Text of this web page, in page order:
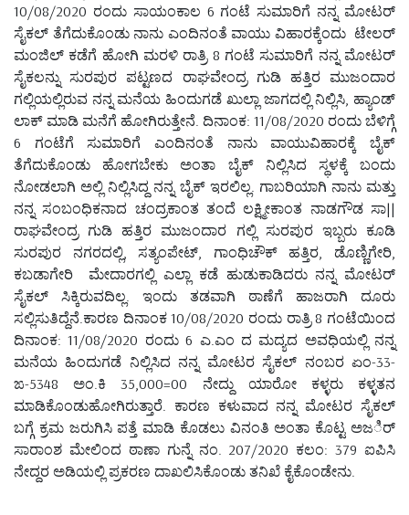
10/08/2020 ರಂದು ಸಾಯಂಕಾಲ 6 ಗಂಟೆ ಸುಮಾರಿಗೆ ನನ್ನ ಮೋಟರ್
ಸೈಕಲ್ ತೆಗೆದುಕೊಂಡು ನಾನು ಎಂದಿನಂತೆ ವಾಯು ವಿಹಾರಕ್ಕೆಂದು ಟೇಲರ್
ಮಂಜಿಲ್ ಕಡೆಗೆ ಹೋಗಿ ಮರಳಿ ರಾತ್ರಿ 8 ಗಂಟೆ ಸುಮಾರಿಗೆ ನನ್ನ ಮೋಟರ್
ಸೈಕಲನ್ನು ಸುರಪುರ ಪಟ್ಟಣದ ರಾಘವೇಂದ್ರ ಗುಡಿ ಹತ್ತಿರ ಮುಜಂದಾರ
ಗಲ್ಲಿಯಲ್ಲಿರುವ ನನ್ನ ಮನೆಯ ಹಿಂದುಗಡೆ ಖುಲ್ಲಾ ಜಾಗದಲ್ಲಿ ನಿಲ್ಲಿಸಿ, ಹ್ಯಾಂಡ್
ಲಾಕ್ ಮಾಡಿ ಮನೆಗೆ ಹೋಗಿರುತ್ತೇನೆ. ದಿನಾಂಕ: 11/08/2020 ರಂದು ಬೆಳಿಗ್ಗೆ
6 ಗಂಟೆಗೆ ಸುಮಾರಿಗೆ ಎಂದಿನಂತೆ ನಾನು ವಾಯುವಿಹಾರಕ್ಕೆ ಬೈಕ್
ತೆಗೆದುಕೊಂಡು ಹೋಗಬೇಕು ಅಂತಾ ಬೈಕ್ ನಿಲ್ಲಿಸಿದ ಸ್ಥಳಕ್ಕೆ ಬಂದು
ನೋಡಲಾಗಿ ಅಲ್ಲಿ ನಿಲ್ಲಿಸಿದ್ದ ನನ್ನ ಬೈಕ್ ಇರಲಿಲ್ಲ. ಗಾಬರಿಯಾಗಿ ನಾನು ಮತ್ತು
ನನ್ನ ಸಂಬಂಧಿಕನಾದ ಚಂದ್ರಕಾಂತ ತಂದೆ ಲಕ್ಷ್ಮೀಕಾಂತ ನಾಡಗೌಡ ಸಾ||
ರಾಘವೇಂದ್ರ ಗುಡಿ ಹತ್ತಿರ ಮುಜಂದಾರ ಗಲ್ಲಿ ಸುರಪುರ ಇಬ್ಬರು ಕೂಡಿ
ಸುರಪುರ ನಗರದಲ್ಲಿ, ಸತ್ಯಂಪೇಟ್, ಗಾಂಧಿಚೌಕ್ ಹತ್ತಿರ, ಡೊಣ್ಣಿಗೇರಿ,
ಕಬಡಾಗೇರಿ ಮೇದಾರಗಲ್ಲಿ ಎಲ್ಲಾ ಕಡೆ ಹುಡುಕಾಡಿದರು ನನ್ನ ಮೋಟರ್
ಸೈಕಲ್ ಸಿಕ್ಕಿರುವದಿಲ್ಲ. ಇಂದು ತಡವಾಗಿ ಠಾಣೆಗೆ ಹಾಜರಾಗಿ ದೂರು
ಸಲ್ಲಿಸುತಿದ್ದೆನೆ.ಕಾರಣ ದಿನಾಂಕ 10/08/2020 ರಂದು ರಾತ್ರಿ 8 ಗಂಟೆಯಿಂದ
ದಿನಾಂಕ: 11/08/2020 ರಂದು 6 ಎ.ಎಂ ದ ಮದ್ಯದ ಅವಧಿಯಲ್ಲಿ ನನ್ನ
ಮನೆಯ ಹಿಂದುಗಡೆ ನಿಲ್ಲಿಸಿದ ನನ್ನ ಮೋಟರ ಸೈಕಲ್ ನಂಬರ ಏಂ-33-
ಙ-5348 ಅಂ.ಕಿ 35,000=00 ನೇದ್ದು ಯಾರೋ ಕಳ್ಳರು ಕಳ್ಳತನ
ಮಾಡಿಕೊಂಡುಹೋಗಿರುತ್ತಾರೆ. ಕಾರಣ ಕಳುವಾದ ನನ್ನ ಮೋಟರ ಸೈಕಲ್
ಬಗ್ಗೆ ಕ್ರಮ ಜರುಗಿಸಿ ಪತ್ತೆ ಮಾಡಿ ಕೊಡಲು ವಿನಂತಿ ಅಂತಾ ಕೊಟ್ಟ ಅಜರ್ಿ
ಸಾರಾಂಶ ಮೇಲಿಂದ ಠಾಣಾ ಗುನ್ನೆ ನಂ. 207/2020 ಕಲಂ: 379 ಐಪಿಸಿ
ನೇದ್ದರ ಅಡಿಯಲ್ಲಿ ಪ್ರಕರಣ ದಾಖಲಿಸಿಕೊಂಡು ತನಿಖೆ ಕೈಕೊಂಡೇನು.